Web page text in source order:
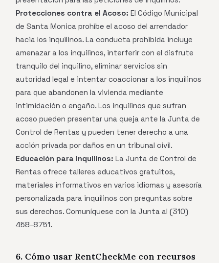
Protecciones contra el Acoso: El Código Municipal
de Santa Monica prohíbe el acoso del arrendador
hacia los inquilinos. La conducta prohibida incluye
amenazar a los inquilinos, interferir con el disfrute
tranquilo del inquilino, eliminar servicios sin
autoridad legal e intentar coaccionar a los inquilinos
para que abandonen la vivienda mediante
intimidación o engaño. Los inquilinos que sufran
acoso pueden presentar una queja ante la Junta de
Control de Rentas y pueden tener derecho a una
acción privada por daños en un tribunal civil.
Educación para Inquilinos: La Junta de Control de
Rentas ofrece talleres educativos gratuitos,
materiales informativos en varios idiomas y asesoría
personalizada para inquilinos con preguntas sobre
sus derechos. Comuníquese con la Junta al (310)
458-8751.
6. Cómo usar RentCheckMe con recursos